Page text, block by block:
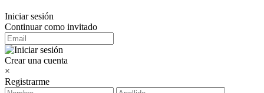
Iniciar sesión
Continuar como invitado
Crear una cuenta
×
Registrarme